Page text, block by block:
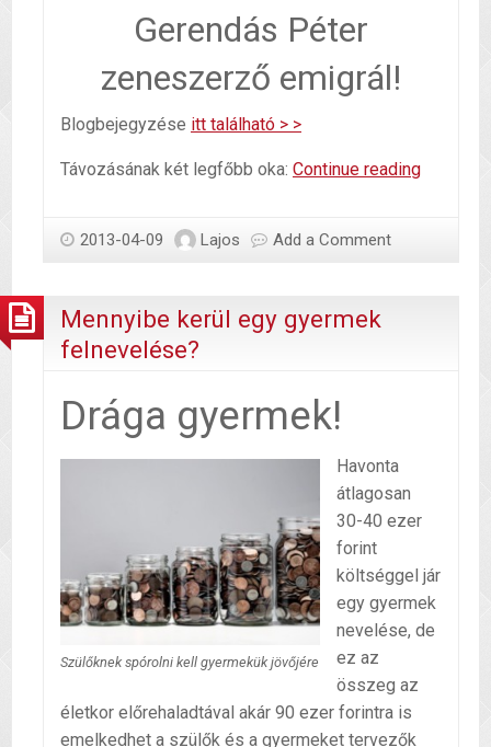
Gerendás Péter
zeneszerző emigrál!
Blogbejegyzése itt található > >
Távozásának két legfőbb oka: Continue readingKülföldre
2013-04-09 Lajos Add a Comment
Mennyibe kerül egy gyermek
felnevelése?
Drága gyermek!
Szülőknek spórolni kell gyermekük jövőjére
Havonta
átlagosan
30-40 ezer
forint
költséggel jár
egy gyermek
nevelése, de
ez az
összeg az
életkor előrehaladtával akár 90 ezer forintra is
emelkedhet a szülők és a gyermeket tervezők